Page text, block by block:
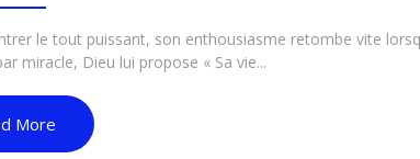
le tout puissant, son enthousiasme retombe vite
miracle, Dieu lui propose « Sa vie...
More